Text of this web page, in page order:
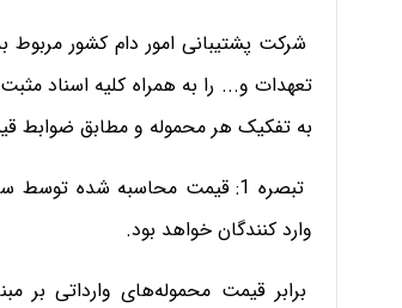
شرکت پشتیبانی امور دام کشور مربوط
تعهدات و... را به همراه کلیه اسناد
به تفکیک هر محموله و مطابق ضوابط
تبصره 1: قیمت محاسبه شده
وارد کنندگان خواهد بود.
برابر قیمت محموله‌های وارداتی بر